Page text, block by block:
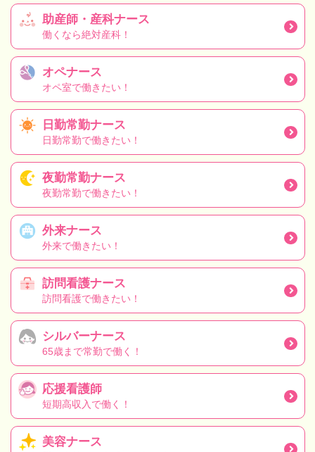
助産師・産科ナース
働くなら絶対産科！
オペナース
オペ室で働きたい！
日勤常勤ナース
日勤常勤で働きたい！
夜勤常勤ナース
夜勤常勤で働きたい！
外来ナース
外来で働きたい！
訪問看護ナース
訪問看護で働きたい！
シルバーナース
65歳まで常勤で働く！
応援看護師
短期高収入で働く！
美容ナース